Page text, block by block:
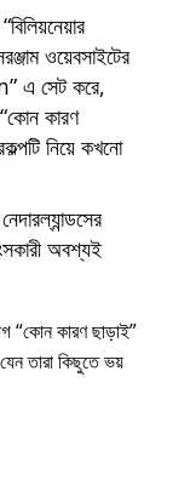
বিলিয়নেয়ার
ওয়েবসাইটের
এ সেট করে,
কোন কারণ
নিয়ে কখনো
অবশ্যই
কোন কারণ ছাড়াই
তারা কিছুতে ভয়